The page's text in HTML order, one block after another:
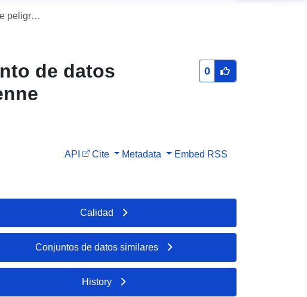
Servicio de descarga directa del conjunto de datos (WFS): Zona de peligro de PPRN Brevenne TURDINE
de datos
0
API Cite Metadata Embed RSS
Calidad
Conjuntos de datos similares
History